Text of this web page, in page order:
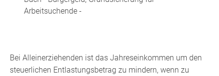
Arbeitsuchende -
Bei Alleinerziehenden ist das Jahreseinkommen um den
steuerlichen Entlastungsbetrag zu mindern, wenn zu